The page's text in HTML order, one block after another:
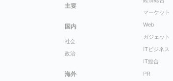
主要
国内
社会
政治
海外
マーケット
Web
ガジェット
ITビジネス
IT総合
PR